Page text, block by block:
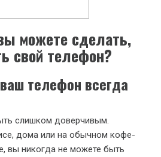
можете сделать,
свой телефон?
телефон всегда
слишком доверчивым.
дома или на обычном кофе-
вы никогда не можете быть